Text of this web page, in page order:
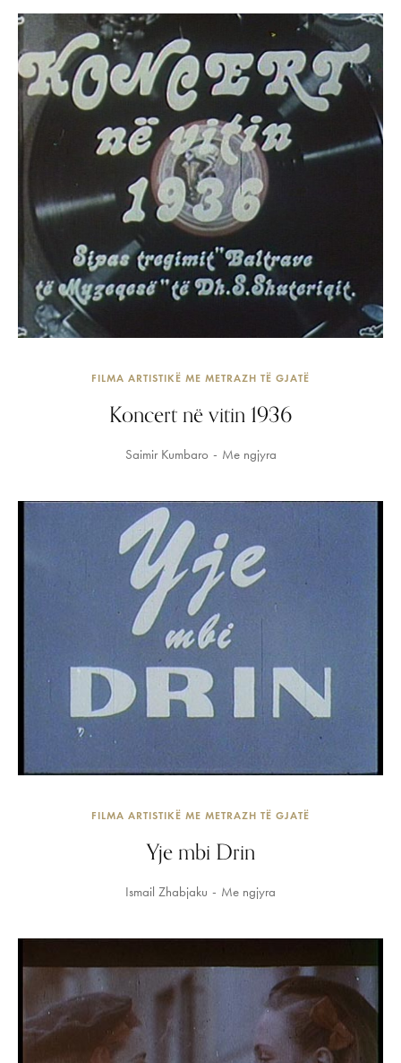
FILMA ARTISTIKË ME METRAZH TË GJATË
Koncert në vitin 1936
Saimir Kumbaro Me ngjyra
FILMA ARTISTIKË ME METRAZH TË GJATË
Yje mbi Drin
Ismail Zhabjaku Me ngjyra